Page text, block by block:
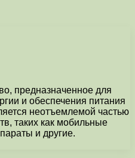
предназначенное для
и обеспечения питания
неотъемлемой частью
таких как мобильные
и другие.